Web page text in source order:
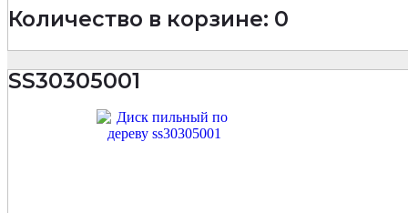
цепной
по
для
УШМ
125х14х22,23мм
Количество в корзине: 0
SS30305001